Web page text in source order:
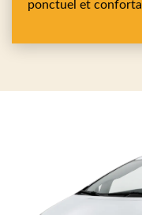
ponctuel et